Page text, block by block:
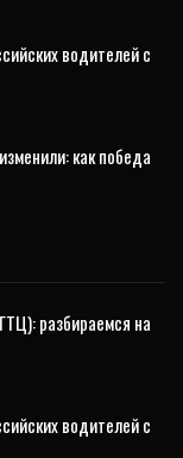
водителей с
как победа
разбираемся на
водителей с